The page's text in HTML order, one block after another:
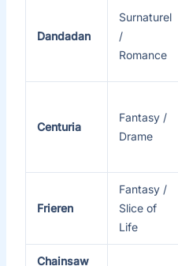
Dandadan
Surnaturel
/
Romance
Centuria
Fantasy /
Drame
Frieren
Fantasy /
Slice of
Life
Chainsaw